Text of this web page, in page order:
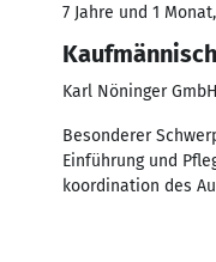
7 Jahre und 1
Karl Nöninger GmbH
Besonderer
Einführung und
koordination des